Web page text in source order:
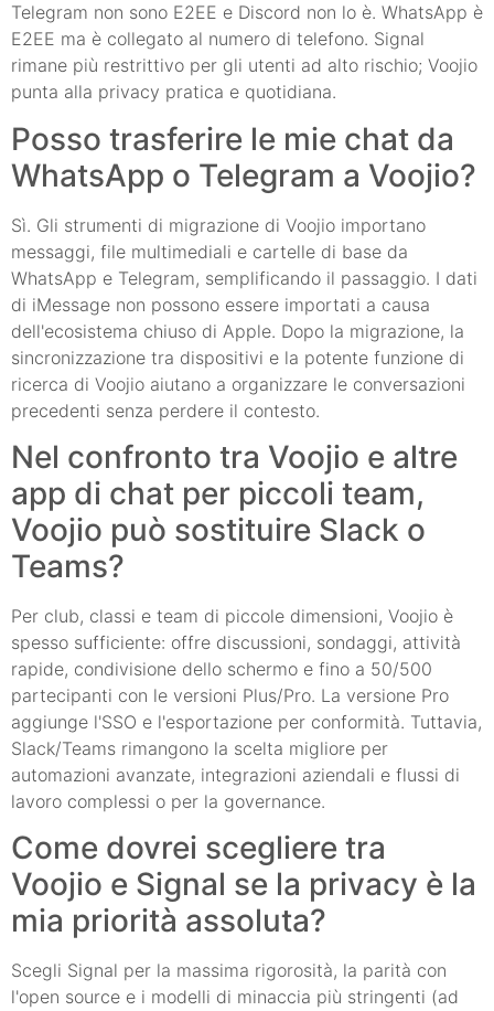
Telegram non sono E2EE e Discord non lo è. WhatsApp è
E2EE ma è collegato al numero di telefono. Signal
rimane più restrittivo per gli utenti ad alto rischio; Voojio
punta alla privacy pratica e quotidiana.
Posso trasferire le mie chat da
WhatsApp o Telegram a Voojio?
Sì. Gli strumenti di migrazione di Voojio importano
messaggi, file multimediali e cartelle di base da
WhatsApp e Telegram, semplificando il passaggio. I dati
di iMessage non possono essere importati a causa
dell'ecosistema chiuso di Apple. Dopo la migrazione, la
sincronizzazione tra dispositivi e la potente funzione di
ricerca di Voojio aiutano a organizzare le conversazioni
precedenti senza perdere il contesto.
Nel confronto tra Voojio e altre
app di chat per piccoli team,
Voojio può sostituire Slack o
Teams?
Per club, classi e team di piccole dimensioni, Voojio è
spesso sufficiente: offre discussioni, sondaggi, attività
rapide, condivisione dello schermo e fino a 50/500
partecipanti con le versioni Plus/Pro. La versione Pro
aggiunge l'SSO e l'esportazione per conformità. Tuttavia,
Slack/Teams rimangono la scelta migliore per
automazioni avanzate, integrazioni aziendali e flussi di
lavoro complessi o per la governance.
Come dovrei scegliere tra
Voojio e Signal se la privacy è la
mia priorità assoluta?
Scegli Signal per la massima rigorosità, la parità con
l'open source e i modelli di minaccia più stringenti (ad